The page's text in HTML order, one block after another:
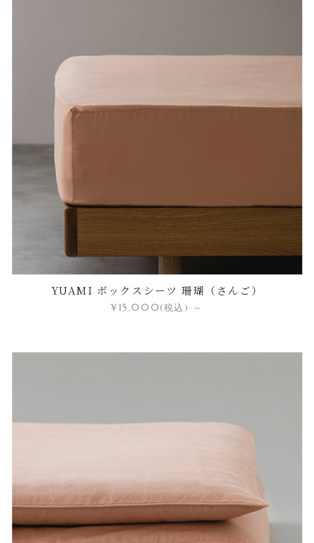
YUAMI ボックスシーツ 珊瑚（さんご）
¥15,000(税込) ～